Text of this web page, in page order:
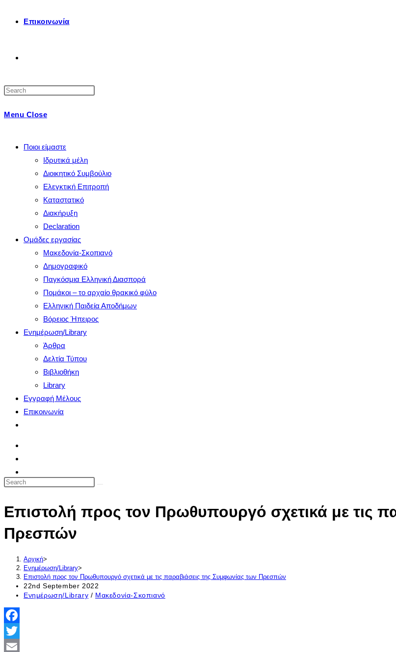
Επικοινωνία
Website
panel.
Menu Close
Ποιοι είμαστε
Ιδρυτικά μέλη
Διοικητικό Συμβούλιο
Ελεγκτική Επιτροπή
Καταστατικό
Διακήρυξη
Declaration
Ομάδες εργασίας
Μακεδονία-Σκοπιανό
Δημογραφικό
Παγκόσμια Ελληνική Διασπορά
Πομάκοι – το αρχαίο θρακικό φύλο
Ελληνική Παιδεία Αποδήμων
Βόρειος Ήπειρος
Ενημέρωση/Library
Άρθρα
Δελτία Τύπου
Βιβλιοθήκη
Library
Εγγραφή Μέλους
Επικοινωνία
Search
website
Επιστολή προς τον Πρωθυπουργό σχετικά με τις
Πρεσπών
Αρχική>
Ενημέρωση/Library>
Επιστολή προς τον Πρωθυπουργό σχετικά με τις παραβιάσεις της Συμφωνίας των Πρεσπών
Post
published:
22nd September 2022
Post
Ενημέρωση/Library / Μακεδονία-Σκοπιανό
Facebook
Twitter